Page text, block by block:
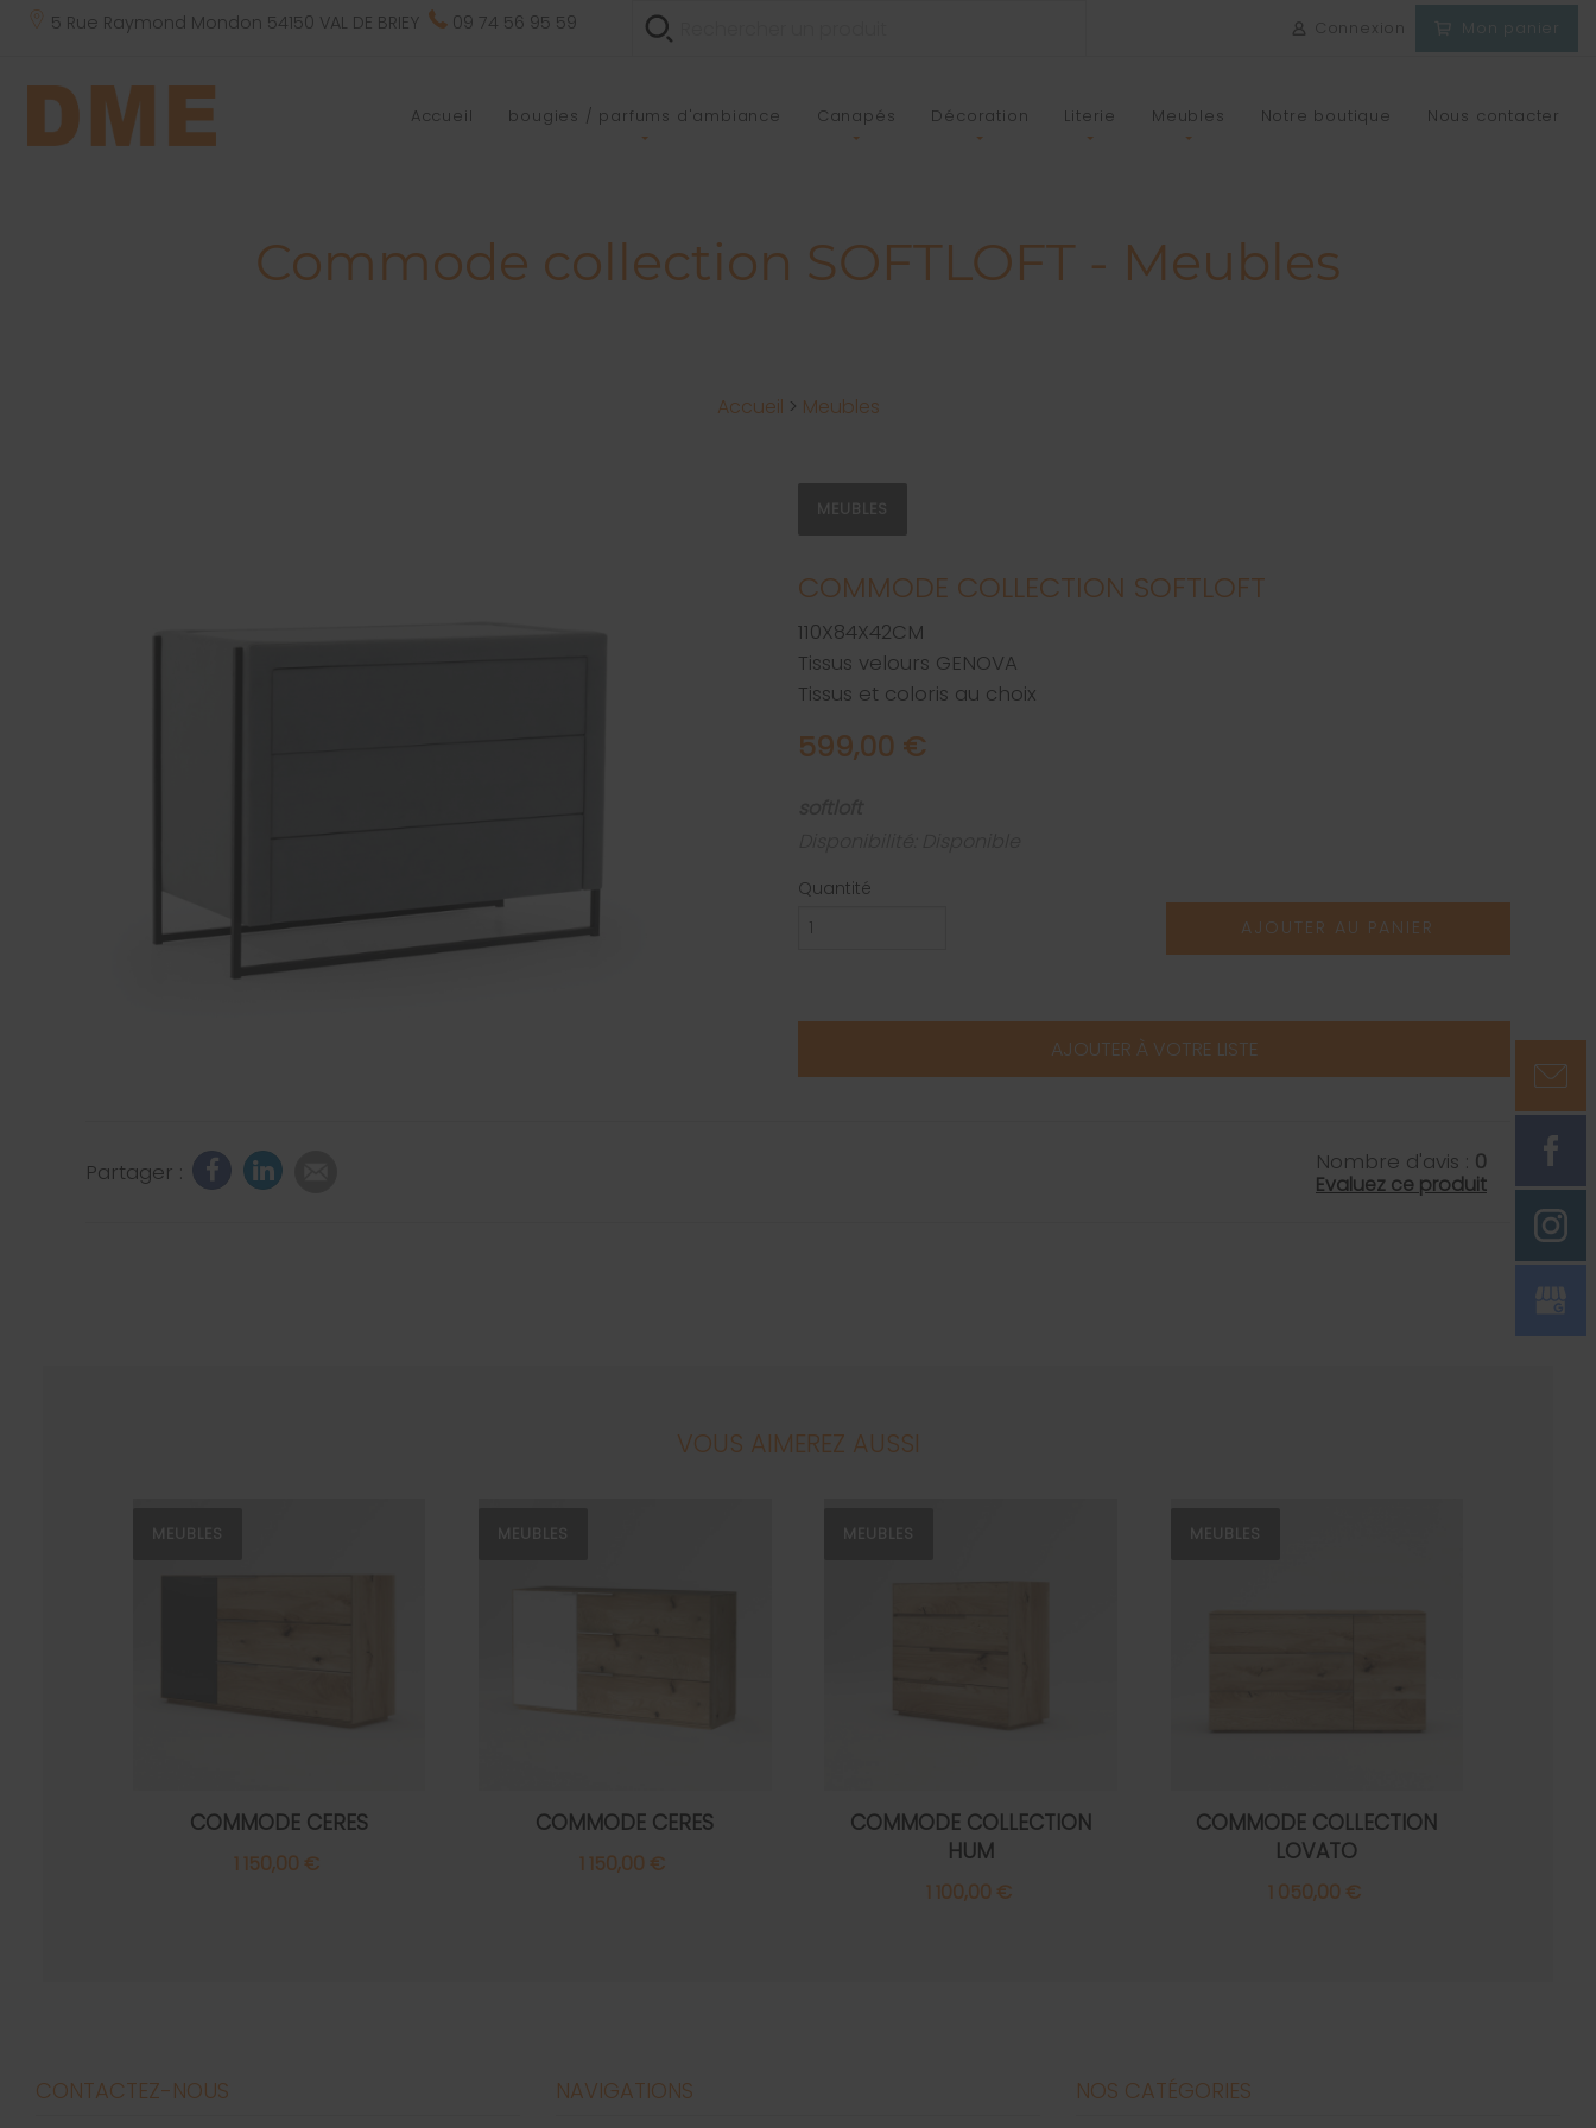
5 Rue Raymond Mondon 54150 VAL DE BRIEY 09 74 56 95 59 Connexion
Accueil bougies / parfums d'ambiance Canapés Décoration Literie Meubles Notre boutique Nous contacter
Commode collection SOFTLOFT - Meubles
Accueil > Meubles
MEUBLES
COMMODE COLLECTION SOFTLOFT
110X84X42CM
Tissus velours GENOVA
Tissus et coloris au choix
599,00 €
Quantité
AJOUTER AU PANIER
AJOUTER À VOTRE LISTE
Partager : Nombre d'avis : 0
Evaluez ce produit
VOUS AIMEREZ AUSSI
MEUBLES
COMMODE CERES
1 150,00 €
MEUBLES
COMMODE CERES
1 150,00 €
MEUBLES
COMMODE COLLECTION
HUM
1 100,00 €
MEUBLES
COMMODE COLLECTION
LOVATO
1 050,00 €
CONTACTEZ-NOUS NAVIGATIONS NOS CATÉGORIES